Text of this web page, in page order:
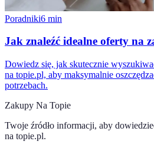
Poradniki6 min
Jak znaleźć idealne oferty na
Dowiedz się, jak skutecznie
na topie.pl, aby maksymalnie
potrzebach.
Zakupy Na Topie
Twoje źródło informacji, aby
na topie.pl.